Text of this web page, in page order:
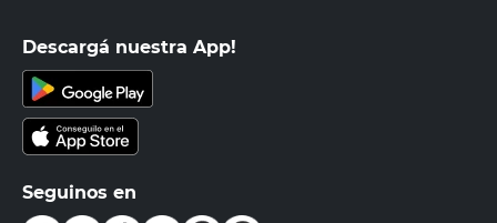
Descargá nuestra App!
Seguinos en